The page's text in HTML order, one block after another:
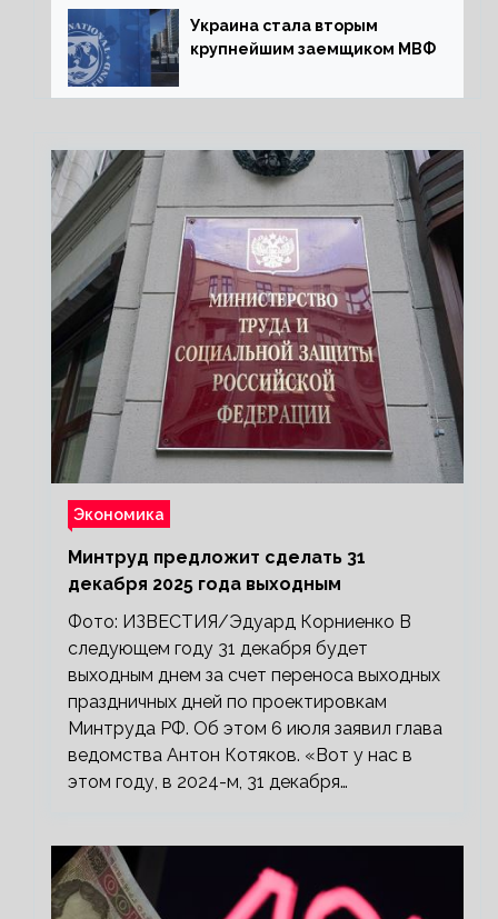
Украина стала вторым
крупнейшим заемщиком МВФ
Экономика
Минтруд предложит сделать 31
декабря 2025 года выходным
Фото: ИЗВЕСТИЯ/Эдуард Корниенко В
следующем году 31 декабря будет
выходным днем за счет переноса выходных
праздничных дней по проектировкам
Минтруда РФ. Об этом 6 июля заявил глава
ведомства Антон Котяков. «Вот у нас в
этом году, в 2024-м, 31 декабря…